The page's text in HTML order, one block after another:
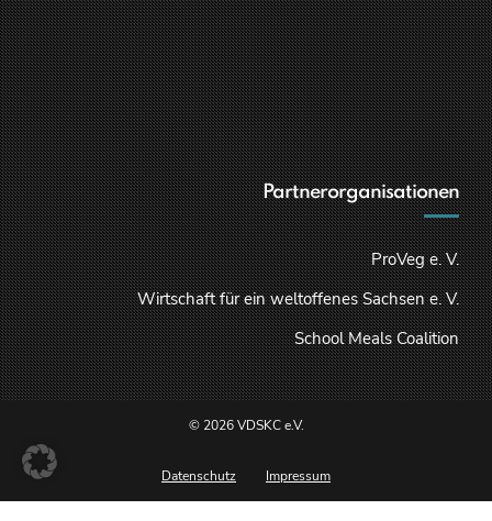
Partnerorganisationen
ProVeg e. V.
Wirtschaft für ein weltoffenes Sachsen e. V.
School Meals Coalition
© 2026 VDSKC e.V.
Datenschutz Impressum